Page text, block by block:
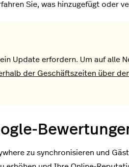
Sie, was hinzugefügt oder
Update erfordern. Um auf alle
der Geschäftszeiten über
zu synchronisieren und